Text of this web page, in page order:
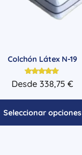
Colchón Látex N-19
Valorado
con
de 5
Desde 338,75 €
Seleccionar opciones